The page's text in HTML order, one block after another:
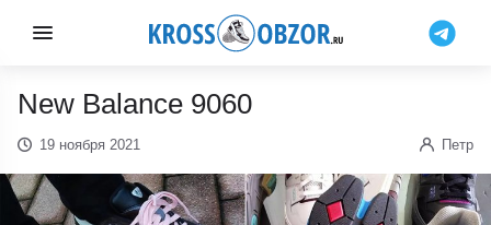
New Balance 9060
19 ноября 2021 Петр